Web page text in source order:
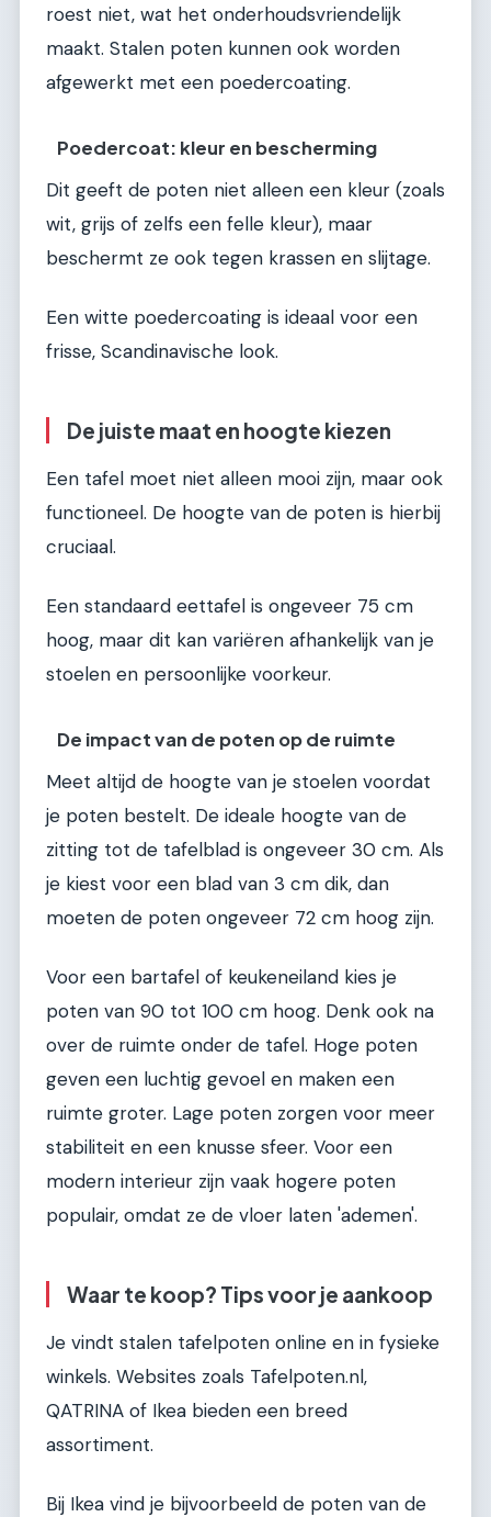
roest niet, wat het onderhoudsvriendelijk
maakt. Stalen poten kunnen ook worden
afgewerkt met een poedercoating.
Poedercoat: kleur en bescherming
Dit geeft de poten niet alleen een kleur (zoals
wit, grijs of zelfs een felle kleur), maar
beschermt ze ook tegen krassen en slijtage.
Een witte poedercoating is ideaal voor een
frisse, Scandinavische look.
De juiste maat en hoogte kiezen
Een tafel moet niet alleen mooi zijn, maar ook
functioneel. De hoogte van de poten is hierbij
cruciaal.
Een standaard eettafel is ongeveer 75 cm
hoog, maar dit kan variëren afhankelijk van je
stoelen en persoonlijke voorkeur.
De impact van de poten op de ruimte
Meet altijd de hoogte van je stoelen voordat
je poten bestelt. De ideale hoogte van de
zitting tot de tafelblad is ongeveer 30 cm. Als
je kiest voor een blad van 3 cm dik, dan
moeten de poten ongeveer 72 cm hoog zijn.
Voor een bartafel of keukeneiland kies je
poten van 90 tot 100 cm hoog. Denk ook na
over de ruimte onder de tafel. Hoge poten
geven een luchtig gevoel en maken een
ruimte groter. Lage poten zorgen voor meer
stabiliteit en een knusse sfeer. Voor een
modern interieur zijn vaak hogere poten
populair, omdat ze de vloer laten 'ademen'.
Waar te koop? Tips voor je aankoop
Je vindt stalen tafelpoten online en in fysieke
winkels. Websites zoals Tafelpoten.nl,
QATRINA of Ikea bieden een breed
assortiment.
Bij Ikea vind je bijvoorbeeld de poten van de